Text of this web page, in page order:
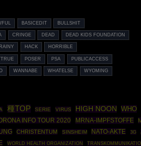
BASICEDIT BULLSHIT
CRINGE DEAD DEAD KIDS FOUNDATION
HACK HORRIBLE
POSER PSA PUBLICACCESS
WANNABE WHATELSE WYOMING
種TOP SERIE VIRUS HIGH NOON WHO
INFO TOUR 2020 MRNA-IMPFSTOFFE
CHRISTENTUM SINSHEIM NATO-AKTE 3G
WORLD HEALTH ORGANIZATION